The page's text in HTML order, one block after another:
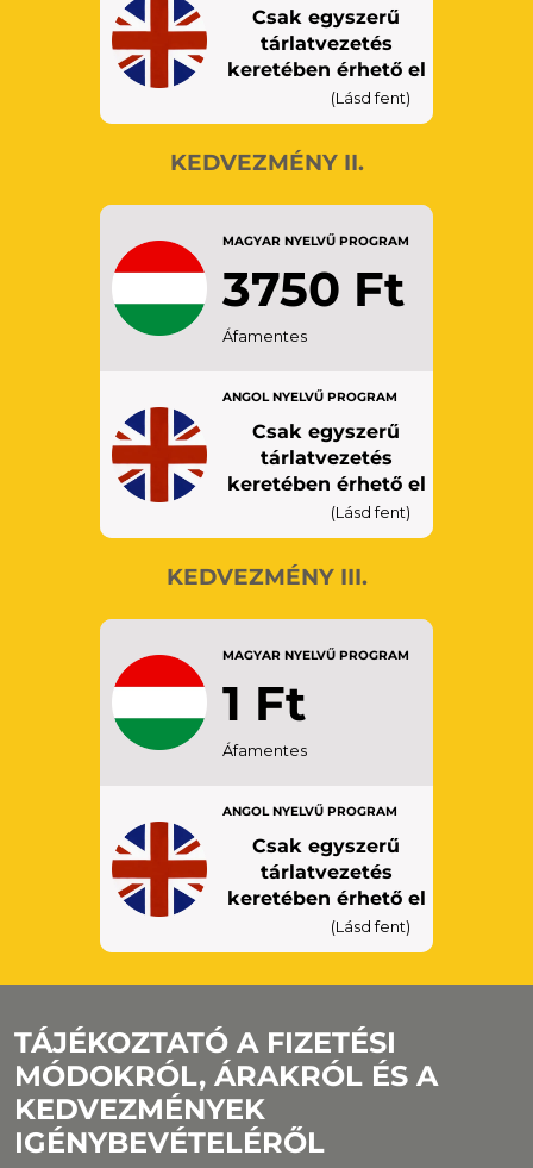
Csak egyszerű
tárlatvezetés
keretében érhető el
(Lásd fent)
KEDVEZMÉNY II.
MAGYAR NYELVŰ PROGRAM
3750 Ft
Áfamentes
ANGOL NYELVŰ PROGRAM
Csak egyszerű
tárlatvezetés
keretében érhető el
(Lásd fent)
GYEREK: 6 – 18 éves kor között
éves kor alatt nem ajánlott
(szülő/gondviselő hozzájárulása
szükséges).
KEDVEZMÉNY III.
MAGYAR NYELVŰ PROGRAM
1 Ft
Áfamentes
ANGOL NYELVŰ PROGRAM
Csak egyszerű
tárlatvezetés
keretében érhető el
(Lásd fent)
SENIOR+: 70 év feletti EU
állampolgárok
PEDAGÓGUS: érvényes
FOGYATÉKKAL ÉLŐK: egy fő
kísérővel
EGYÉB SPECIÁLIS
TÁJÉKOZTATÓ A FIZETÉSI
MÓDOKRÓL, ÁRAKRÓL ÉS A
KEDVEZMÉNYEK
IGÉNYBEVÉTELÉRŐL